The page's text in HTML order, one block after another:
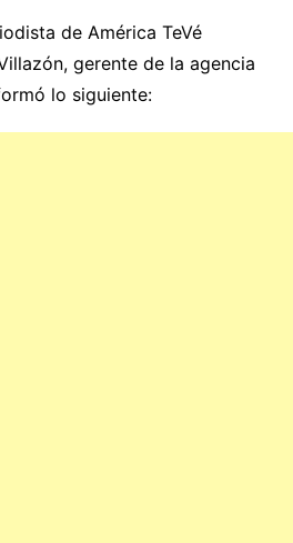
de América TeVé
gerente de la agencia
lo siguiente: